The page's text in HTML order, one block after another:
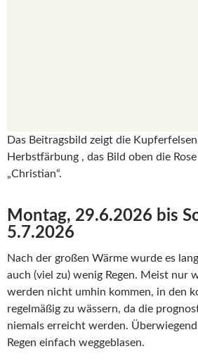
Das Beitragsbild zeigt die
Herbstfärbung , das Bild oben die
„Christian“.
Montag, 29.6.2026 bis
5.7.2026
Nach der großen Wärme wurde es
auch (viel zu) wenig Regen. Meist nur
werden nicht umhin kommen, in den
regelmäßig zu wässern, da die
niemals erreicht werden.
Regen einfach weggeblasen.